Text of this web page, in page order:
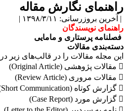
نگارش مقاله
بروزرسانی: ۱۳۹۸/۳/۱۱ |
نویسندگان
فصلنامه پرستاری و مامایی
مقالات
مجله مقالات را در قالب‌های زیر